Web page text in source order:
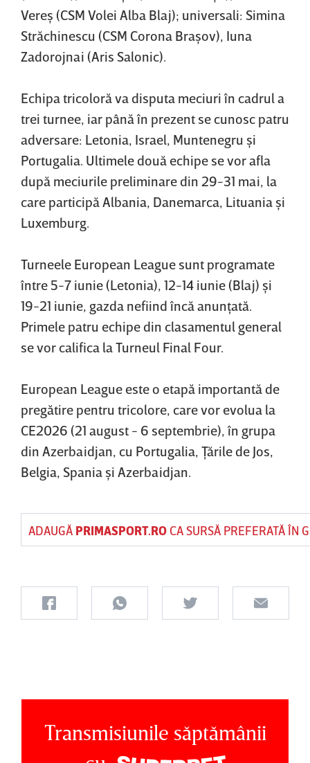
Vereş (CSM Volei Alba Blaj); universali: Simina
Străchinescu (CSM Corona Braşov), Iuna
Zadorojnai (Aris Salonic).
Echipa tricoloră va disputa meciuri în cadrul a
trei turnee, iar până în prezent se cunosc patru
adversare: Letonia, Israel, Muntenegru şi
Portugalia. Ultimele două echipe se vor afla
după meciurile preliminare din 29-31 mai, la
care participă Albania, Danemarca, Lituania şi
Luxemburg.
Turneele European League sunt programate
între 5-7 iunie (Letonia), 12-14 iunie (Blaj) şi
19-21 iunie, gazda nefiind încă anunţată.
Primele patru echipe din clasamentul general
se vor califica la Turneul Final Four.
European League este o etapă importantă de
pregătire pentru tricolore, care vor evolua la
CE2026 (21 august - 6 septembrie), în grupa
din Azerbaidjan, cu Portugalia, Ţările de Jos,
Belgia, Spania şi Azerbaidjan.
ADAUGĂ PRIMASPORT.ROCA SURSĂ PREFERATĂ ÎN
Transmisiunile săptămânii